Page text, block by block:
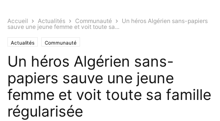
Accueil Actualités Communauté
Un héros Algérien sans-papiers
sauve une jeune femme et voit toute sa...
Actualités Communauté
Un héros Algérien sans-
papiers sauve une jeune
femme et voit toute sa famille
régularisée